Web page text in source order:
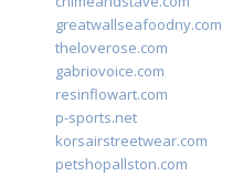
greatwallseafoodny.com
theloverose.com
gabriovoice.com
resinflowart.com
p-sports.net
korsairstreetwear.com
petshopallston.com